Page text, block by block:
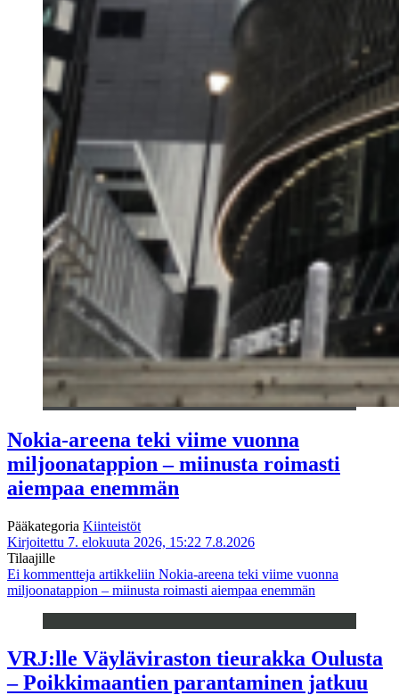
Nokia-areena teki viime vuonna
miljoonatappion – miinusta roimasti
aiempaa enemmän
Pääkategoria Kiinteistöt
Kirjoitettu 7. elokuuta 2026, 15:22 7.8.2026
Tilaajille
Ei kommentteja artikkeliin Nokia-areena teki viime vuonna
miljoonatappion – miinusta roimasti aiempaa enemmän
VRJ:lle Väyläviraston tieurakka Oulusta
– Poikkimaantien parantaminen jatkuu